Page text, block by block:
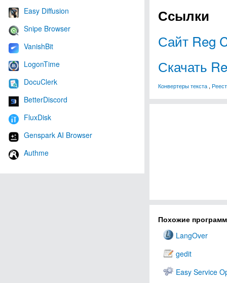
Easy Diffusion
Snipe Browser
VanishBit
LogonTime
DocuClerk
BetterDiscord
FluxDisk
Genspark AI Browser
Authme
Ссылки
Сайт Reg
Скачать
Конвертеры текста ,
Похожие
LangOver
gedit
Easy Service